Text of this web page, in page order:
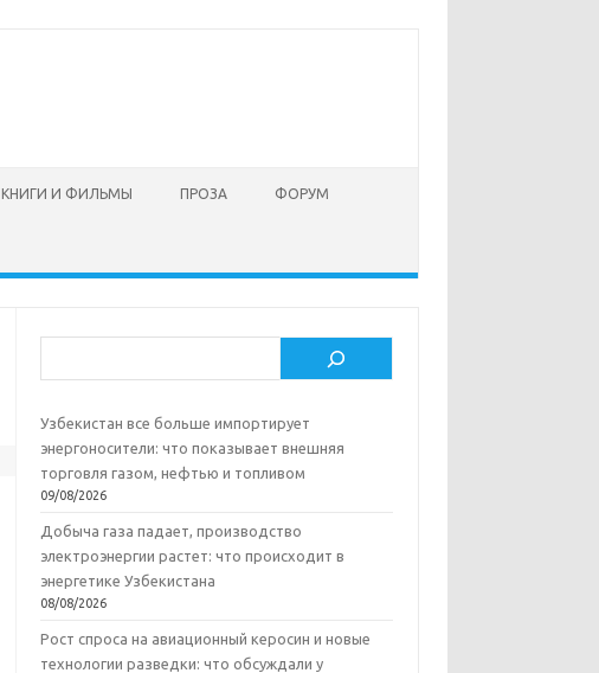
КНИГИ И ФИЛЬМЫ ПРОЗА ФОРУМ
Узбекистан все больше импортирует
энергоносители: что показывает внешняя
торговля газом, нефтью и топливом
09/08/2026
Добыча газа падает, производство
электроэнергии растет: что происходит в
энергетике Узбекистана
08/08/2026
Рост спроса на авиационный керосин и новые
технологии разведки: что обсуждали у